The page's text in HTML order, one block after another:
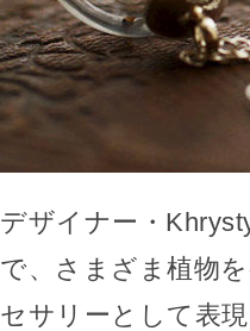
デザイナー・
で、さまざま植物
セサリーとして表